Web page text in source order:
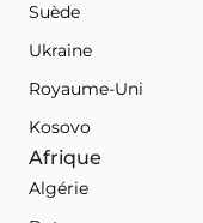
Suède
Ukraine
Royaume-Uni
Kosovo
Afrique
Algérie